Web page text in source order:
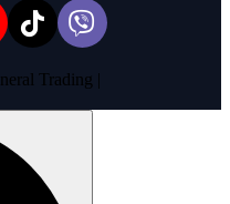
Trading |